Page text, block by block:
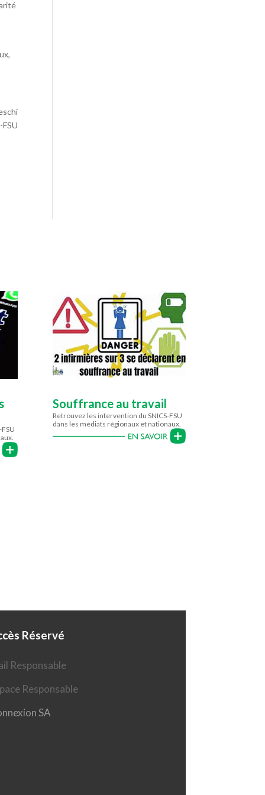
Souffrance au travail
Retrouvez les intervention du SNICS-FSU
dans les médiats régionaux et nationaux.
Réservé
Responsable
Responsable
SA